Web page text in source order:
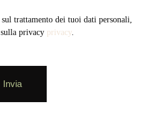
trattamento dei tuoi dati personali,
privacy privacy
Invia